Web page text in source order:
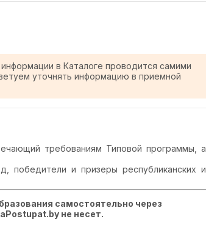
в Каталоге проводится самими
уточнять информацию в приемной
требованиям Типовой программы, а
победители и призеры республиканских и
самостоятельно через
не несет.